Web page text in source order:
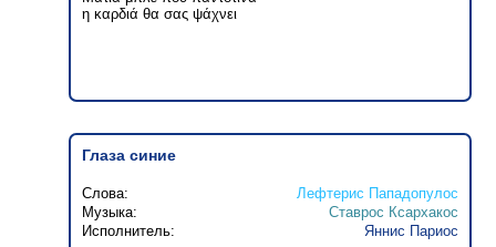
η καρδιά θα σας ψάχνει
Глаза синие
Слова:
Лефтерис Пападопулос
Музыка:
Ставрос Ксархакос
Исполнитель:
Яннис Париос